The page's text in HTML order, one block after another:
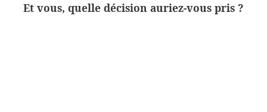
Et vous, quelle décision auriez-vous pris ?